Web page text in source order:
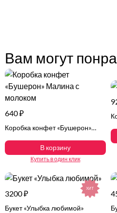
Вам могут
640 ₽
Коробка конфет «Бушерон»
Купить в один клик
В корзину
3200 ₽
Букет «Улыбка любимой»
ХИТ